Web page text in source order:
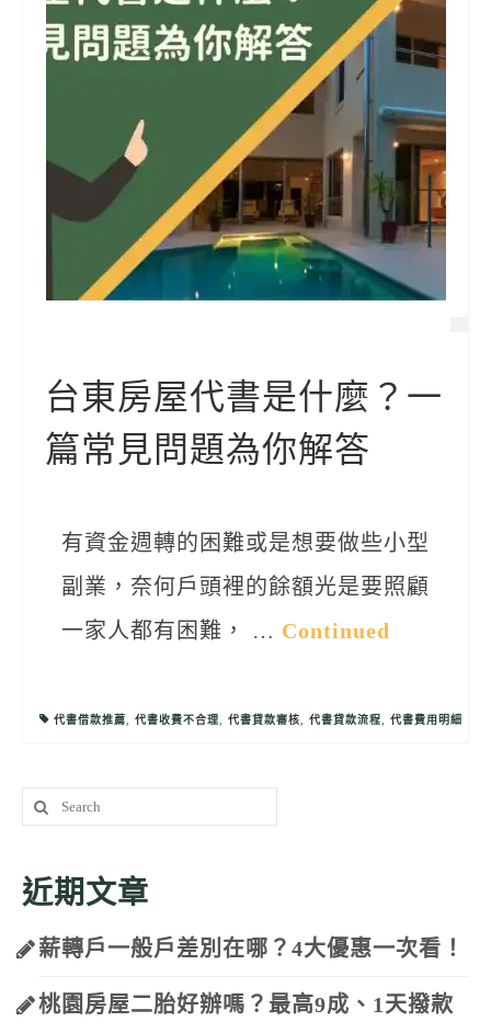
台東房屋代書是什麼？一
篇常見問題為你解答
有資金週轉的困難或是想要做些小型
副業，奈何戶頭裡的餘額光是要照顧
一家人都有困難， … Continued
代書借款推薦, 代書收費不合理, 代書貸款審核, 代書貸款流程, 代書費用明細
Search
for:
近期文章
薪轉戶一般戶差別在哪？4大優惠一次看！
桃園房屋二胎好辦嗎？最高9成、1天撥款